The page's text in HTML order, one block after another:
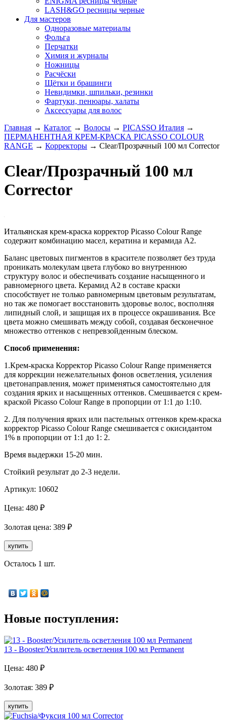
LASH&GO ресницы черные
Для мастеров
Одноразовые материалы
Фольга
Перчатки
Химия и журналы
Ножницы
Расчёски
Щётки и брашинги
Невидимки, шпильки, резинки
Фартуки, пенюары, халаты
Аксессуары для волос
Главная → Каталог → Волосы → PICASSO Италия →
ПЕРМАНЕНТНАЯ КРЕМ-КРАСКА PICASSO COLOUR
RANGE → Корректоры → Clear/Прозрачный 100 мл Corrector
Clear/Прозрачный 100 мл
Corrector
Итальянская крем-краска корректор Picasso Colour Range
содержит комбинацию масел, кератина и керамида А2.
Баланс цветовых пигментов в красителе позволяет без труда
проникать молекулам цвета глубоко во внутреннюю
структуру волос и обеспечивать создание насыщенного и
равномерного цвета. Керамид А2 в составе краски
способствует не только равномерным цветовым результатам,
но так же помогает восстановить здоровье волос, восполняя
липидный слой, и защищая их в процессе окрашивания. Все
цвета можно смешивать между собой, создавая бесконечное
множество оттенков с непревзойденным блеском.
Способ применения:
1.Крем-краска Корректор Picasso Colour Range применяется
для коррекции нежелательных фонов осветления, усиления
цветонаправления, может применяться самостоятельно для
создания ярких и насыщенных оттенков. Смешивается с крем-
краской Picasso Colour Range в пропорции от 1:1 до 1:10.
2. Для получения ярких или пастельных оттенков крем-краска
корректор Picasso Colour Range смешивается с окисидантом
1% в пропорции от 1:1 до 1: 2.
Время выдержки 15-20 мин.
Стойкий результат до 2-3 недели.
Артикул: 10602
Цена: 480 ₽
Золотая цена: 389 ₽
купить
Осталось 1 шт.
Новые поступления:
13 - Booster/Усилитель осветления 100 мл Permanent
Цена: 480 ₽
Золотая: 389 ₽
купить